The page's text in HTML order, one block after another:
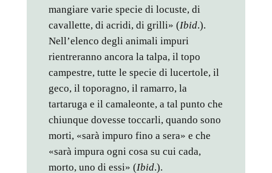
mangiare varie specie di locuste, di
cavallette, di acridi, di grilli» (Ibid.).
Nell’elenco degli animali impuri
rientreranno ancora la talpa, il topo
campestre, tutte le specie di lucertole, il
geco, il toporagno, il ramarro, la
tartaruga e il camaleonte, a tal punto che
chiunque dovesse toccarli, quando sono
morti, «sarà impuro fino a sera» e che
«sarà impura ogni cosa su cui cada,
morto, uno di essi» (Ibid.).